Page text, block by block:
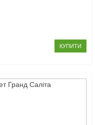
КУПИТИ